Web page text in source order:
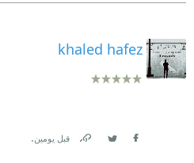
khaled hafez
قبل يومين.